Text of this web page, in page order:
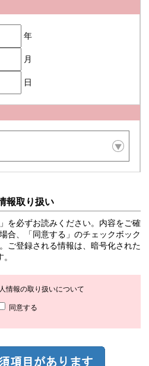
年
月
日
報取り扱い
」を必ずお読みください。内容をご確
合、「同意する」のチェックボック
ご登録される情報は、暗号化された
情報の取り扱いについて
同意する